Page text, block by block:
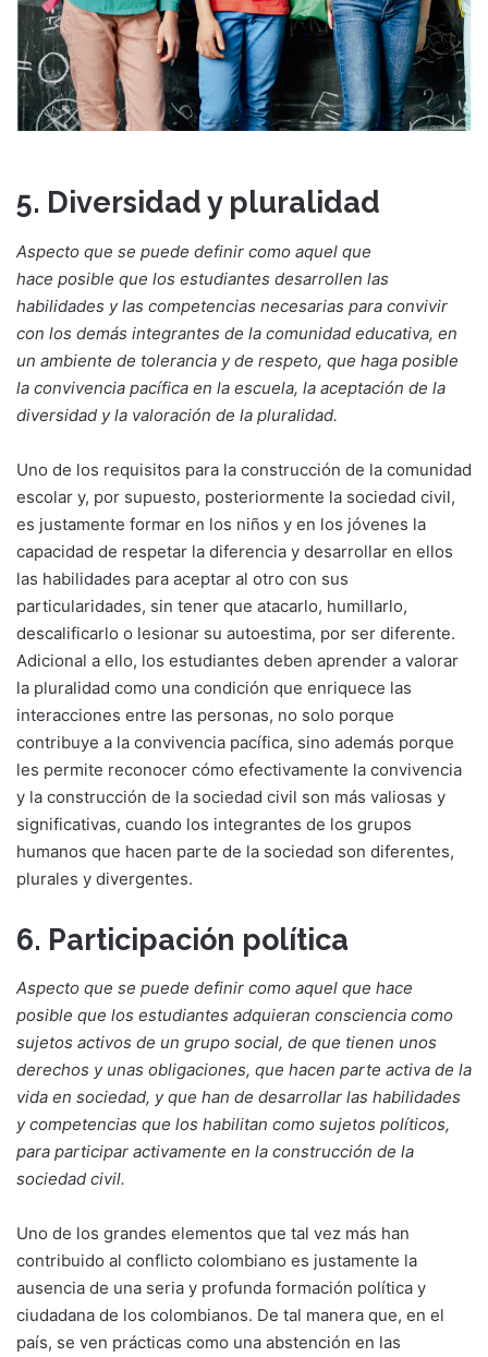
5. Diversidad y pluralidad
Aspecto que se puede definir como aquel que
hace posible que los estudiantes desarrollen las
habilidades y las competencias necesarias para convivir
con los demás integrantes de la comunidad educativa, en
un ambiente de tolerancia y de respeto, que haga posible
la convivencia pacífica en la escuela, la aceptación de la
diversidad y la valoración de la pluralidad.
Uno de los requisitos para la construcción de la comunidad
escolar y, por supuesto, posteriormente la sociedad civil,
es justamente formar en los niños y en los jóvenes la
capacidad de respetar la diferencia y desarrollar en ellos
las habilidades para aceptar al otro con sus
particularidades, sin tener que atacarlo, humillarlo,
descalificarlo o lesionar su autoestima, por ser diferente.
Adicional a ello, los estudiantes deben aprender a valorar
la pluralidad como una condición que enriquece las
interacciones entre las personas, no solo porque
contribuye a la convivencia pacífica, sino además porque
les permite reconocer cómo efectivamente la convivencia
y la construcción de la sociedad civil son más valiosas y
significativas, cuando los integrantes de los grupos
humanos que hacen parte de la sociedad son diferentes,
plurales y divergentes.
6. Participación política
Aspecto que se puede definir como aquel que hace
posible que los estudiantes adquieran consciencia como
sujetos activos de un grupo social, de que tienen unos
derechos y unas obligaciones, que hacen parte activa de la
vida en sociedad, y que han de desarrollar las habilidades
y competencias que los habilitan como sujetos políticos,
para participar activamente en la construcción de la
sociedad civil.
Uno de los grandes elementos que tal vez más han
contribuido al conflicto colombiano es justamente la
ausencia de una seria y profunda formación política y
ciudadana de los colombianos. De tal manera que, en el
país, se ven prácticas como una abstención en las